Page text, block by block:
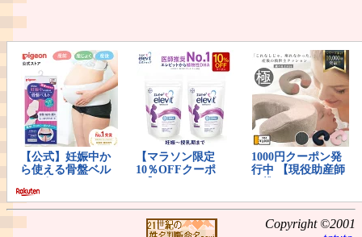
Copyright ©2001